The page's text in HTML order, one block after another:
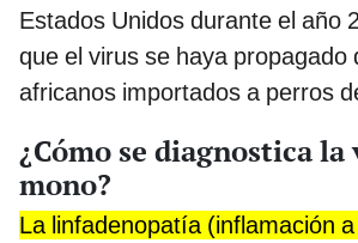
Estados Unidos durante el año
que el virus se haya propagado
africanos importados a perros
¿Cómo se diagnostica
mono?
La linfadenopatía (inflamación